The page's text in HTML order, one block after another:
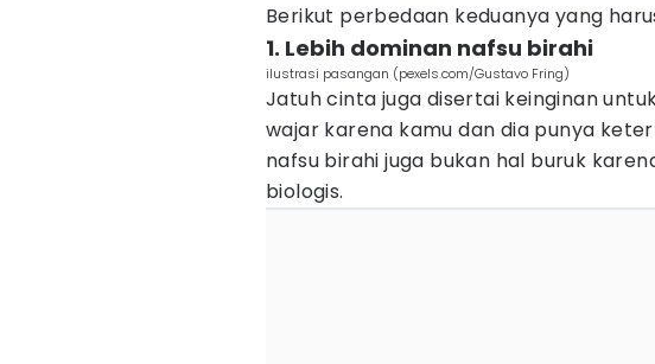
Berikut perbedaan keduanya yang
1. Lebih dominan nafsu birahi
ilustrasi pasangan (pexels.com/Gustavo Fring)
Jatuh cinta juga disertai keinginan
wajar karena kamu dan dia punya
nafsu birahi juga bukan hal buruk
biologis.